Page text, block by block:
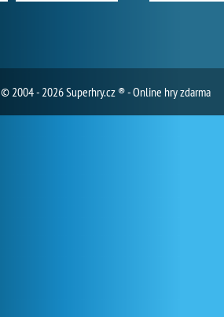
© 2004 - 2026 Superhry.cz ® - Online hry zdarma